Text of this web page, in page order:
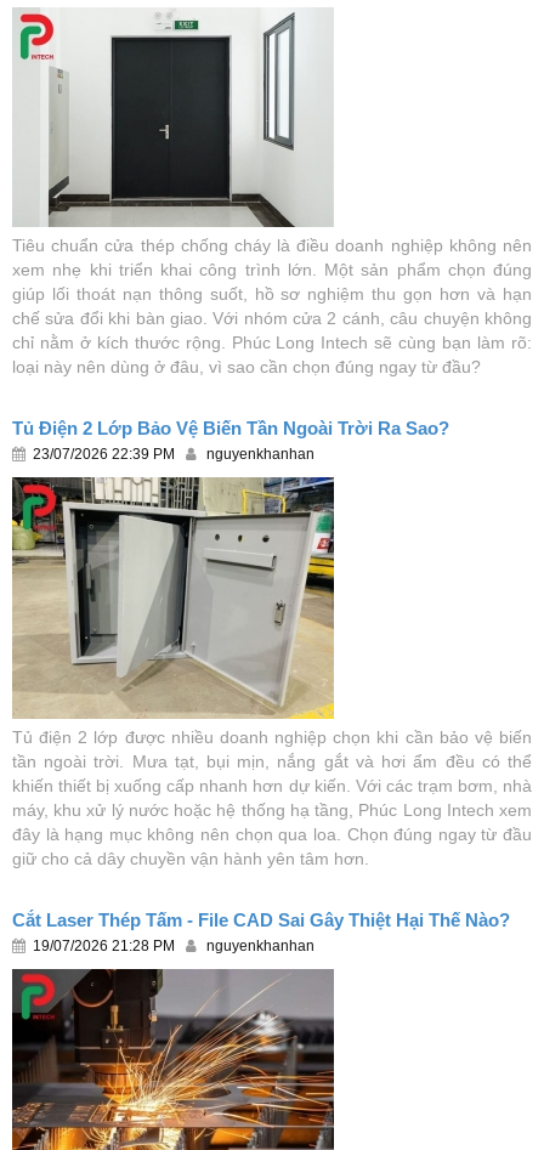
Tiêu chuẩn cửa thép chống cháy là điều doanh nghiệp không nên
xem nhẹ khi triển khai công trình lớn. Một sản phẩm chọn đúng
giúp lối thoát nạn thông suốt, hồ sơ nghiệm thu gọn hơn và hạn
chế sửa đổi khi bàn giao. Với nhóm cửa 2 cánh, câu chuyện không
chỉ nằm ở kích thước rộng. Phúc Long Intech sẽ cùng bạn làm rõ:
loại này nên dùng ở đâu, vì sao cần chọn đúng ngay từ đầu?
Tủ Điện 2 Lớp Bảo Vệ Biến Tần Ngoài Trời Ra Sao?
23/07/2026 22:39 PM nguyenkhanhan
Tủ điện 2 lớp được nhiều doanh nghiệp chọn khi cần bảo vệ biến
tần ngoài trời. Mưa tạt, bụi mịn, nắng gắt và hơi ẩm đều có thể
khiến thiết bị xuống cấp nhanh hơn dự kiến. Với các trạm bơm, nhà
máy, khu xử lý nước hoặc hệ thống hạ tầng, Phúc Long Intech xem
đây là hạng mục không nên chọn qua loa. Chọn đúng ngay từ đầu
giữ cho cả dây chuyền vận hành yên tâm hơn.
Cắt Laser Thép Tấm - File CAD Sai Gây Thiệt Hại Thế Nào?
19/07/2026 21:28 PM nguyenkhanhan